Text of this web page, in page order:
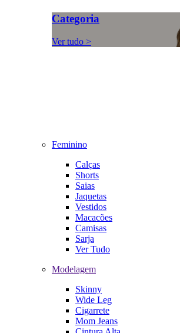
Categoria
Ver tudo >
Feminino
Calças
Shorts
Saias
Jaquetas
Vestidos
Macacões
Camisas
Sarja
Ver Tudo
Modelagem
Skinny
Wide Leg
Cigarrete
Mom Jeans